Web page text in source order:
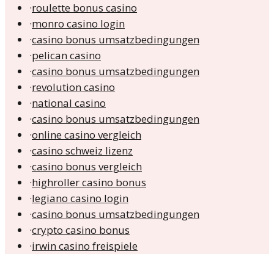
·roulette bonus casino
·monro casino login
·casino bonus umsatzbedingungen
·pelican casino
·casino bonus umsatzbedingungen
·revolution casino
·national casino
·casino bonus umsatzbedingungen
·online casino vergleich
·casino schweiz lizenz
·casino bonus vergleich
·highroller casino bonus
·legiano casino login
·casino bonus umsatzbedingungen
·crypto casino bonus
·irwin casino freispiele